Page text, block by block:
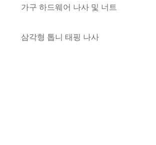
가구 하드웨어 나사 및 너트
삼각형 톱니 태핑 나사